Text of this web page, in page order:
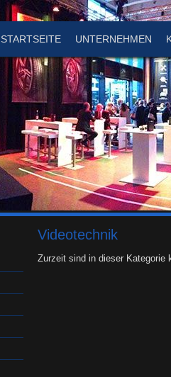
STARTSEITE UNTERNEHMEN
Videotechnik
Zurzeit sind in dieser Kategorie